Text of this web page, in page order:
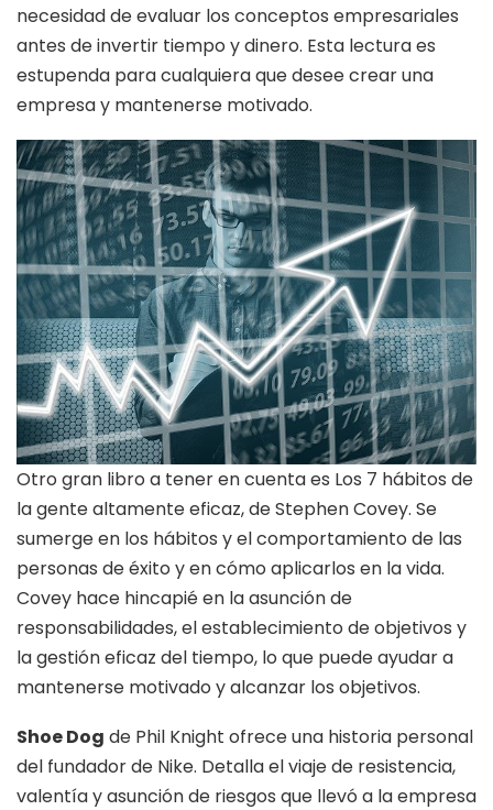
necesidad de evaluar los conceptos empresariales
antes de invertir tiempo y dinero. Esta lectura es
estupenda para cualquiera que desee crear una
empresa y mantenerse motivado.
Otro gran libro a tener en cuenta es Los 7 hábitos de
la gente altamente eficaz, de Stephen Covey. Se
sumerge en los hábitos y el comportamiento de las
personas de éxito y en cómo aplicarlos en la vida.
Covey hace hincapié en la asunción de
responsabilidades, el establecimiento de objetivos y
la gestión eficaz del tiempo, lo que puede ayudar a
mantenerse motivado y alcanzar los objetivos.
Shoe Dog de Phil Knight ofrece una historia personal
del fundador de Nike. Detalla el viaje de resistencia,
valentía y asunción de riesgos que llevó a la empresa